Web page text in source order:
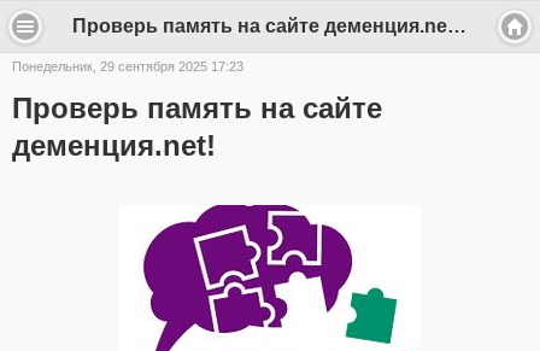
Проверь память на сайте деменция.net! - krasnoes
Понедельник, 29 сентября 2025 17:23
Проверь память на сайте
деменция.net!